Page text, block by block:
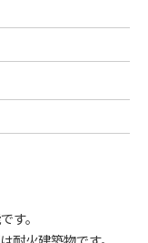
す。